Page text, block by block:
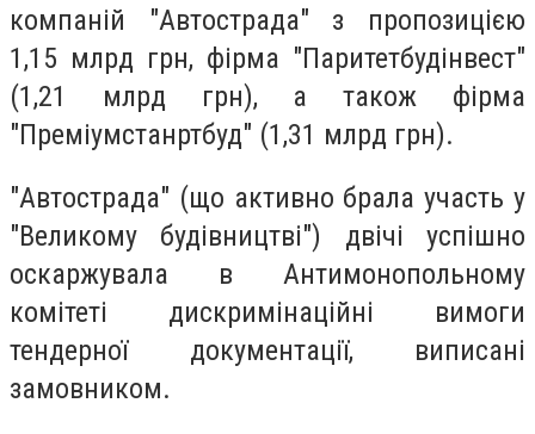
компаній "Автострада" з пропозицією
1,15 млрд грн, фірма "Паритетбудінвест"
(1,21 млрд грн), а також фірма
"Преміумстанртбуд" (1,31 млрд грн).
"Автострада" (що активно брала участь у
"Великому будівництві") двічі успішно
оскаржувала в Антимонопольному
комітеті дискримінаційні вимоги
тендерної документації, виписані
замовником.